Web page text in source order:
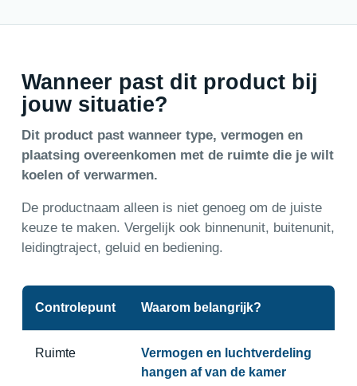
Wanneer past dit product bij
jouw situatie?
Dit product past wanneer type, vermogen en
plaatsing overeenkomen met de ruimte die je wilt
koelen of verwarmen.
De productnaam alleen is niet genoeg om de juiste
keuze te maken. Vergelijk ook binnenunit, buitenunit,
leidingtraject, geluid en bediening.
Controlepunt Waarom belangrijk?
Ruimte
Vermogen en luchtverdeling
hangen af van de kamer